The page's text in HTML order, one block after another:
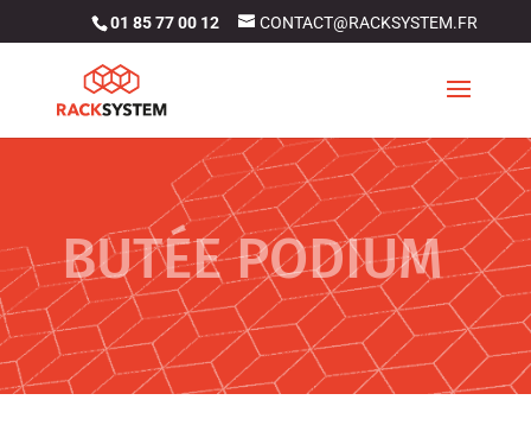
01 85 77 00 12 CONTACT@RACKSYSTEM.FR
BUTÉE PODIUM